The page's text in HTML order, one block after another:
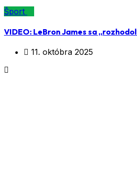
Šport
VIDEO: LeBron James sa
11. októbra 2025